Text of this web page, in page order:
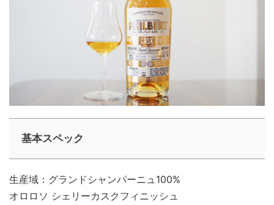
基本スペック
生産域：グランドシャンパーニュ100%
オロロソ シェリーカスクフィニッシュ